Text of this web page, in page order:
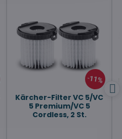
11%
Kärcher-Filter VC 5/VC
5 Premium/VC 5
Cordless, 2 St.